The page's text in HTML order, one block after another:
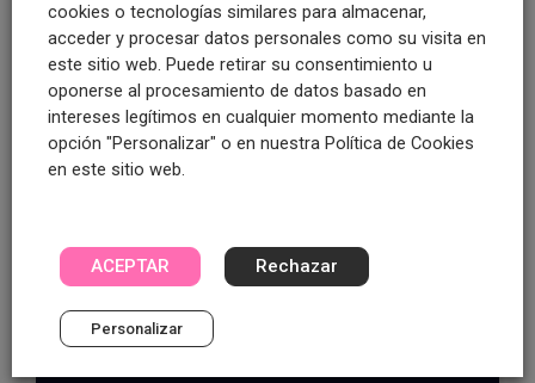
Dato único, automatizaciones e informes
personalizados que permiten tomar
decisiones basadas en información clara y
actualizada.
cookies o tecnologías similares para almacenar,
acceder y procesar datos personales como su visita en
este sitio web. Puede retirar su consentimiento u
oponerse al procesamiento de datos basado en
intereses legítimos en cualquier momento mediante la
opción "Personalizar" o en nuestra Política de Cookies
en este sitio web.
ACEPTAR Rechazar
Personalizar